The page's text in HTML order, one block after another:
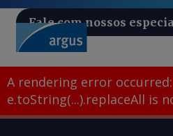
Fale com nossos
A rendering error occurred:
e.toString(...).replaceAll is